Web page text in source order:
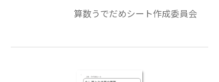
す。テスト用に作成したものではないため，
ておりません。各単元の大切にすべきポイ
働かせながら活用するワークシートになっ
算数うでだめシート作成委員会